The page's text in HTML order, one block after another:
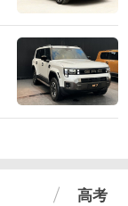
高考